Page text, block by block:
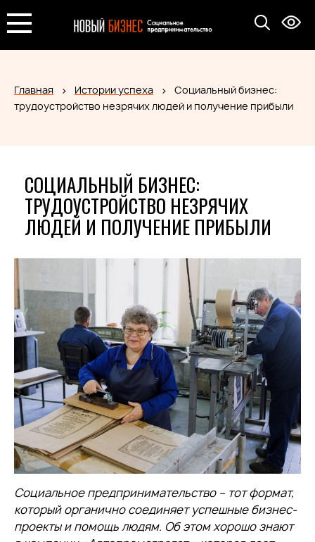
Главная Истории успеха
Социальный бизнес:
трудоустройство незрячих людей и получение прибыли
СОЦИАЛЬНЫЙ БИЗНЕС:
ТРУДОУСТРОЙСТВО НЕЗРЯЧИХ
ЛЮДЕЙ И ПОЛУЧЕНИЕ ПРИБЫЛИ
Социальное предпринимательство – тот формат,
который органично соединяет успешные бизнес-
проекты и помощь людям. Об этом хорошо знают